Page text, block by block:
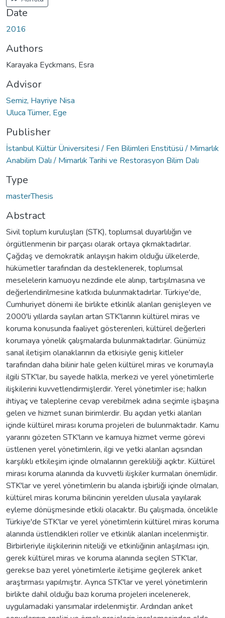
Date
2016
Authors
Karayaka Eyckmans, Esra
Advisor
Semiz, Hayriye Nisa
Uluca Tümer, Ege
Publisher
İstanbul Kültür Üniversitesi / Fen Bilimleri Enstitüsü / Mimarlık
Anabilim Dalı / Mimarlık Tarihi ve Restorasyon Bilim Dalı
Type
masterThesis
Abstract
Sivil toplum kuruluşları (STK), toplumsal duyarlılığın ve
örgütlenmenin bir parçası olarak ortaya çıkmaktadırlar.
Çağdaş ve demokratik anlayışın hakim olduğu ülkelerde,
hükümetler tarafından da desteklenerek, toplumsal
meselelerin kamuoyu nezdinde ele alınıp, tartışılmasına ve
değerlendirilmesine katkıda bulunmaktadırlar. Türkiye'de,
Cumhuriyet dönemi ile birlikte etkinlik alanları genişleyen ve
2000'li yıllarda sayıları artan STK'larının kültürel miras ve
koruma konusunda faaliyet gösterenleri, kültürel değerleri
korumaya yönelik çalışmalarda bulunmaktadırlar. Günümüz
sanal iletişim olanaklarının da etkisiyle geniş kitleler
tarafından daha bilinir hale gelen kültürel miras ve korumayla
ilgili STK'lar, bu sayede halkla, merkezi ve yerel yönetimlerle
ilişkilerini kuvvetlendirmişlerdir. Yerel yönetimler ise; halkın
ihtiyaç ve taleplerine cevap verebilmek adına seçimle işbaşına
gelen ve hizmet sunan birimlerdir. Bu açıdan yetki alanları
içinde kültürel mirası koruma projeleri de bulunmaktadır. Kamu
yararını gözeten STK'ların ve kamuya hizmet verme görevi
üstlenen yerel yönetimlerin, ilgi ve yetki alanları açısından
karşılıklı etkileşim içinde olmalarının gerekliliği açıktır. Kültürel
mirası koruma alanında da kuvvetli ilişkiler kurmaları önemlidir.
STK'lar ve yerel yönetimlerin bu alanda işbirliği içinde olmaları,
kültürel miras koruma bilincinin yerelden ulusala yayılarak
eyleme dönüşmesinde etkili olacaktır. Bu çalışmada, öncelikle
Türkiye'de STK'lar ve yerel yönetimlerin kültürel miras koruma
alanında üstlendikleri roller ve etkinlik alanları incelenmiştir.
Birbirleriyle ilişkilerinin niteliği ve etkinliğinin anlaşılması için,
gerek kültürel miras ve koruma alanında seçilen STK'lar,
gerekse bazı yerel yönetimlerle iletişime geçilerek anket
araştırması yapılmıştır. Ayrıca STK'lar ve yerel yönetimlerin
birlikte dahil olduğu bazı koruma projeleri incelenerek,
uygulamadaki yansımalar irdelenmiştir. Ardından anket